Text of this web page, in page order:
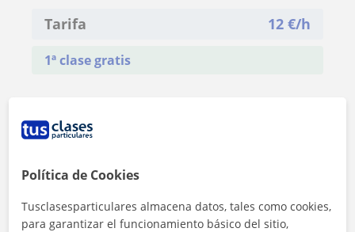
Tarifa 12 €/h
1ª clase gratis
Política de Cookies
Tusclasesparticulares almacena datos, tales como cookies,
para garantizar el funcionamiento básico del sitio,